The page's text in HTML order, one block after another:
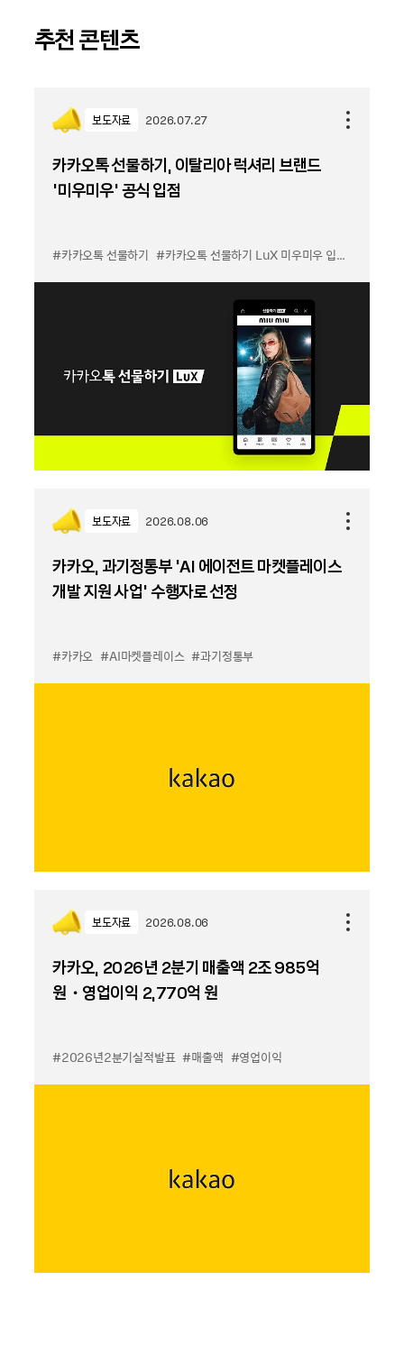
추천 콘텐츠
보도자료 2026.07.27
카카오톡 선물하기, 이탈리아 럭셔리 브랜드
'미우미우' 공식 입점
#카카오톡 선물하기 #카카오톡 선물하기 LuX 미우미우 입점
보도자료 2026.08.06
카카오, 과기정통부 ‘AI 에이전트 마켓플레이스
개발 지원 사업’ 수행자로 선정
#카카오 #AI마켓플레이스 #과기정통부
보도자료 2026.08.06
카카오, 2026년 2분기 매출액 2조 985억
원・영업이익 2,770억 원
#2026년2분기실적발표 #매출액 #영업이익